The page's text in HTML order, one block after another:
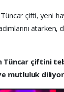
çifti, yeni
Tüncar çiftini
mutluluk